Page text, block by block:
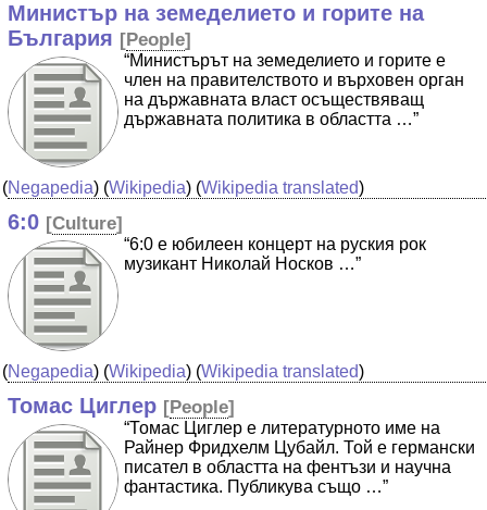
Министър на земеделието и горите на
България [People]
“Министърът на земеделието и горите е
член на правителството и върховен орган
на държавната власт осъществяващ
държавната политика в областта …”
(Negapedia) (Wikipedia) (Wikipedia translated)
6:0 [Culture]
“6:0 е юбилеен концерт на руския рок
музикант Николай Носков …”
(Negapedia) (Wikipedia) (Wikipedia translated)
Томас Циглер [People]
“Томас Циглер е литературното име на
Райнер Фридхелм Цубайл. Той е германски
писател в областта на фентъзи и научна
фантастика. Публикува също …”